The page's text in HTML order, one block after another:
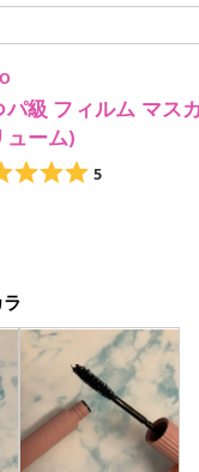
アを取り入れられるの
いきたいアイテムです。 ※2 全
ルミチン酸レチノール（
さで、続けやすい頭皮ケ
パ級 フィルム マ
ューム)
5